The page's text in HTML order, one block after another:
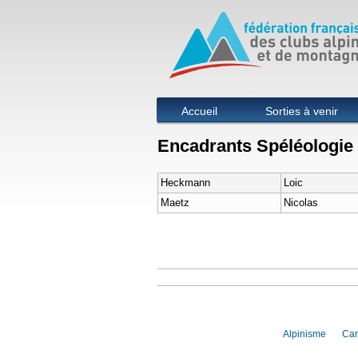
Menu principal
Accueil Sorties à venir
Encadrants Spéléologie
Heckmann
Loic
Maetz
Nicolas
Alpinisme